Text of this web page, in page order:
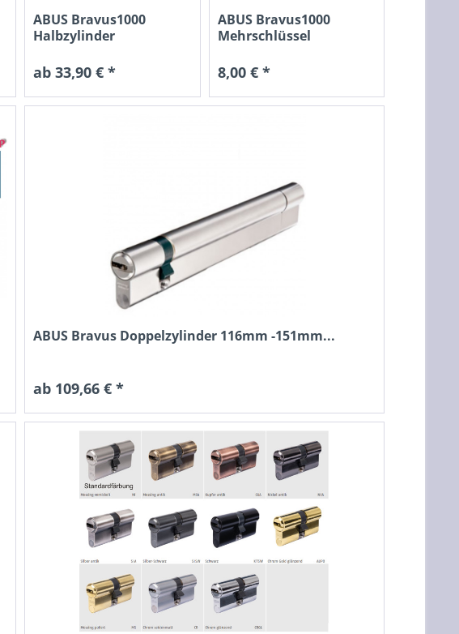
ABUS Bravus Doppelzylinder 116mm -151mm...
ab 109,66 € *
ABUS Bravus1000
Halbzylinder
ab 33,90 € *
ABUS Bravus1000
Mehrschlüssel
8,00 € *